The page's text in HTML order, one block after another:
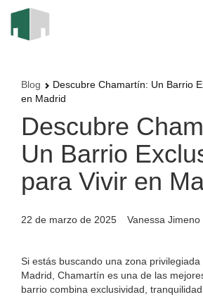
Blog
Descubre Chamartín: Un Barrio
en Madrid
Descubre
Un Barrio
para Vivir en
22 de marzo de 2025 Vanessa Jimeno
Si estás buscando una zona privilegiada
Madrid, Chamartín es una de las
barrio combina exclusividad,